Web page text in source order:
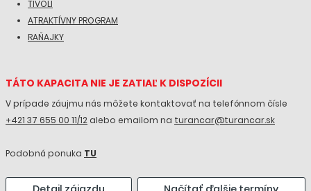
TIVOLI
ATRAKTÍVNY PROGRAM
RAŇAJKY
TÁTO KAPACITA NIE JE ZATIAĽ K DISPOZÍCII
V prípade záujmu nás môžete kontaktovať na telefónnom čísle
+421 37 655 00 11/12 alebo emailom na turancar@turancar.sk
Podobná ponuka TU